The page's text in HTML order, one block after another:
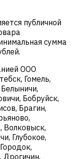
публичной
сумма
ООО
Гомель,
Бобруйск,
Брагин,
Волковыск,
Глубокое,